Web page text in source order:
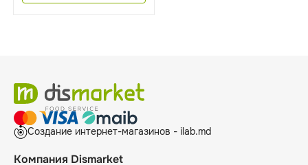
Создание интернет-магазинов - ilab.md
Компания Dismarket